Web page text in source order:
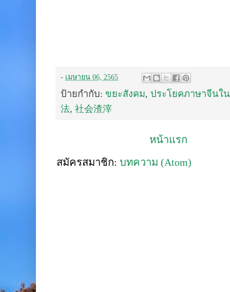
- เมษายน 06, 2565
ป้ายกำกับ: ขยะสังคม, ประโยคภาษาจีนใ
法, 社会渣滓
หน้าแรก
สมัครสมาชิก: บทความ (Atom)